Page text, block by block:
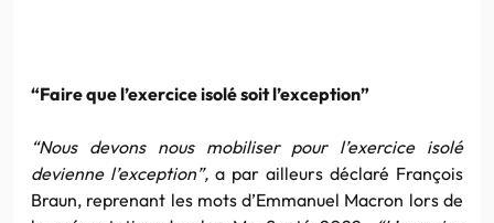
“Faire que l’exercice isolé soit l’exception”
“Nous devons nous mobiliser pour l’exercice isolé
devienne l’exception”, a par ailleurs déclaré François
Braun, reprenant les mots d’Emmanuel Macron lors de